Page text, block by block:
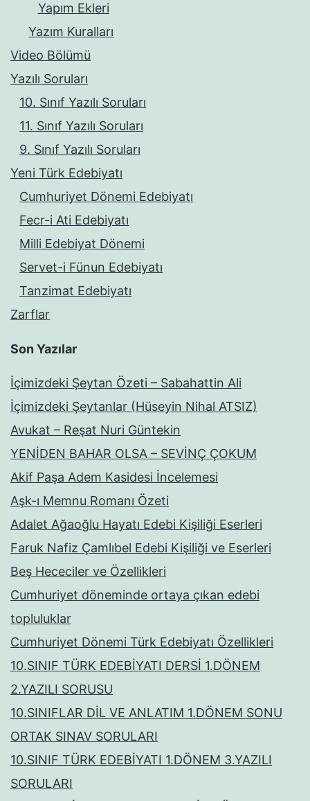
Yapım Ekleri
Yazım Kuralları
Video Bölümü
Yazılı Soruları
10. Sınıf Yazılı Soruları
11. Sınıf Yazılı Soruları
9. Sınıf Yazılı Soruları
Yeni Türk Edebiyatı
Cumhuriyet Dönemi Edebiyatı
Fecr-i Ati Edebiyatı
Milli Edebiyat Dönemi
Servet-i Fünun Edebiyatı
Tanzimat Edebiyatı
Zarflar
Son Yazılar
İçimizdeki Şeytan Özeti – Sabahattin Ali
İçimizdeki Şeytanlar (Hüseyin Nihal ATSIZ)
Avukat – Reşat Nuri Güntekin
YENİDEN BAHAR OLSA – SEVİNÇ ÇOKUM
Akif Paşa Adem Kasidesi İncelemesi
Aşk-ı Memnu Romanı Özeti
Adalet Ağaoğlu Hayatı Edebi Kişiliği Eserleri
Faruk Nafiz Çamlıbel Edebi Kişiliği ve Eserleri
Beş Hececiler ve Özellikleri
Cumhuriyet döneminde ortaya çıkan edebi
topluluklar
Cumhuriyet Dönemi Türk Edebiyatı Özellikleri
10.SINIF TÜRK EDEBİYATI DERSİ 1.DÖNEM
2.YAZILI SORUSU
10.SINIFLAR DİL VE ANLATIM 1.DÖNEM SONU
ORTAK SINAV SORULARI
10.SINIF TÜRK EDEBİYATI 1.DÖNEM 3.YAZILI
SORULARI